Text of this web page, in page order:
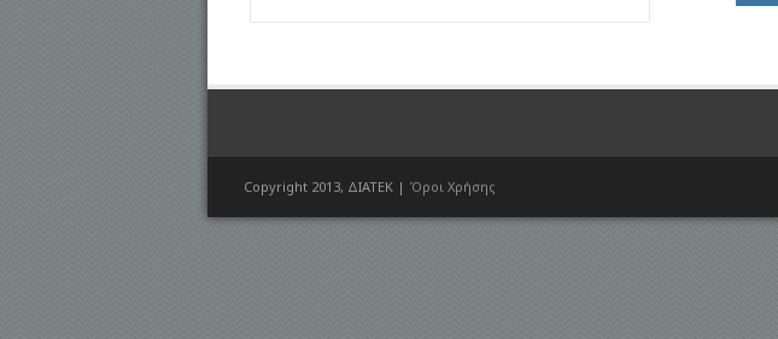
Copyright 2013, ΔΙΑΤΕΚ | Όροι Χρήσης